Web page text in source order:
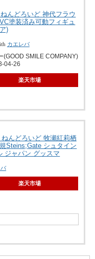
んどろいど 神代フラウ
塗装済み可動フィギュ
ア)
カエレバ
(GOOD SMILE COMPANY)
04-26
楽天市場
んどろいど 牧瀬紅莉栖
Steins;Gate シュタイン
ジャパン グッスマ
楽天市場